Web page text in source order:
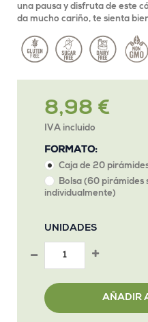
una pausa y disfruta de este
da mucho cariño, te sienta
8,98 €
IVA incluido
FORMATO:
Caja de 20
Bolsa (60 pirámides
individualmente)
UNIDADES
AÑADIR